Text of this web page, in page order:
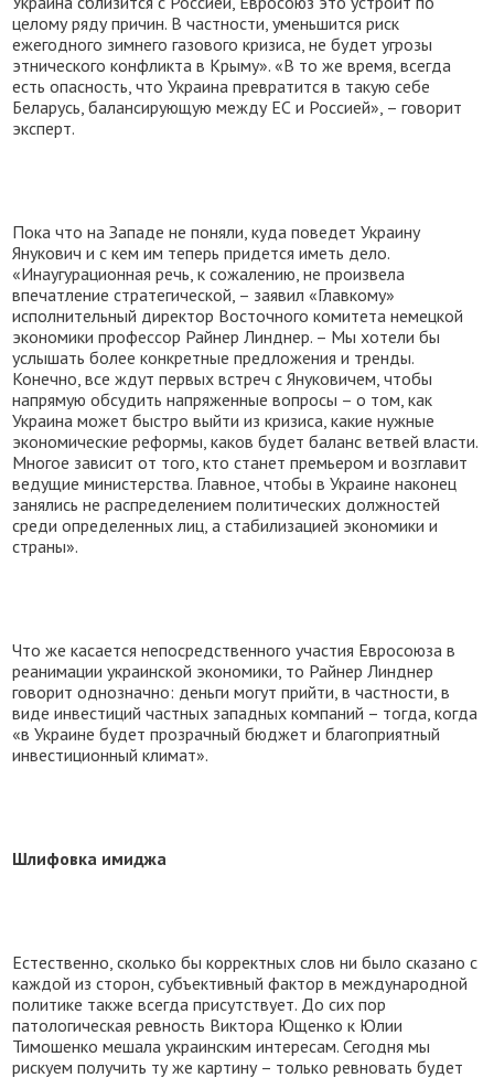
целому ряду причин. В частности, уменьшится риск
ежегодного зимнего газового кризиса, не будет угрозы
этнического конфликта в Крыму». «В то же время, всегда
есть опасность, что Украина превратится в такую себе
Беларусь, балансирующую между ЕС и Россией», – говорит
эксперт.
Пока что на Западе не поняли, куда поведет Украину
Янукович и с кем им теперь придется иметь дело.
«Инаугурационная речь, к сожалению, не произвела
впечатление стратегической, – заявил «Главкому»
исполнительный директор Восточного комитета немецкой
экономики профессор Райнер Линднер. – Мы хотели бы
услышать более конкретные предложения и тренды.
Конечно, все ждут первых встреч с Януковичем, чтобы
напрямую обсудить напряженные вопросы – о том, как
Украина может быстро выйти из кризиса, какие нужные
экономические реформы, каков будет баланс ветвей власти.
Многое зависит от того, кто станет премьером и возглавит
ведущие министерства. Главное, чтобы в Украине наконец
занялись не распределением политических должностей
среди определенных лиц, а стабилизацией экономики и
страны».
Что же касается непосредственного участия Евросоюза в
реанимации украинской экономики, то Райнер Линднер
говорит однозначно: деньги могут прийти, в частности, в
виде инвестиций частных западных компаний – тогда, когда
«в Украине будет прозрачный бюджет и благоприятный
инвестиционный климат».
Шлифовка имиджа
Естественно, сколько бы корректных слов ни было сказано с
каждой из сторон, субъективный фактор в международной
политике также всегда присутствует. До сих пор
патологическая ревность Виктора Ющенко к Юлии
Тимошенко мешала украинским интересам. Сегодня мы
рискуем получить ту же картину – только ревновать будет